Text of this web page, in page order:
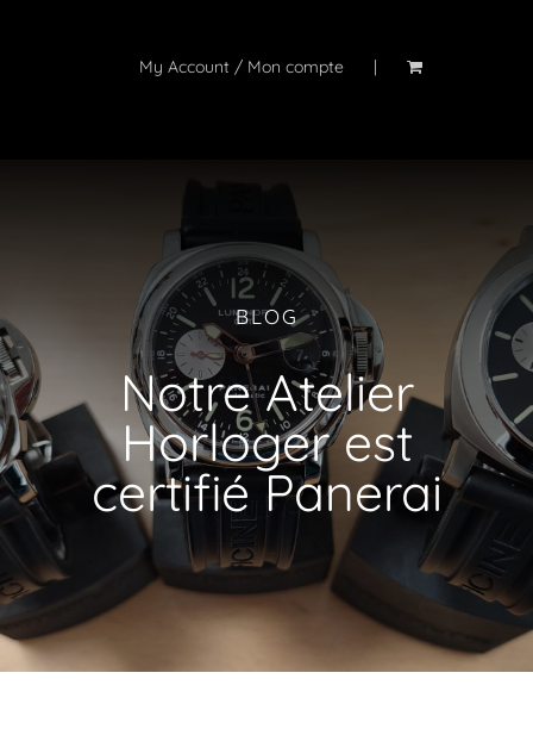
Blog
My Account / Mon compte
BLOG
Notre Atelier
Horloger est
certifié Panerai